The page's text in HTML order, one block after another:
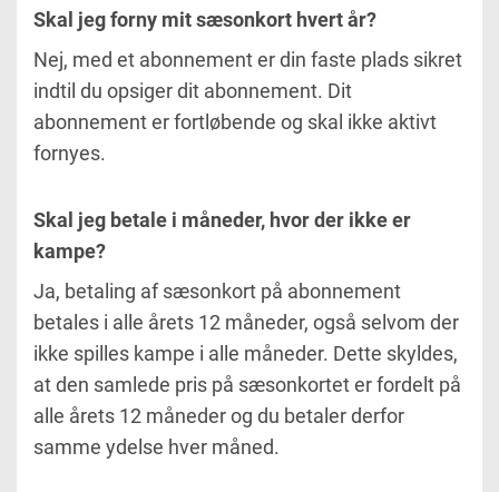
Skal jeg forny mit sæsonkort hvert år?
Nej, med et abonnement er din faste plads sikret
indtil du opsiger dit abonnement. Dit
abonnement er fortløbende og skal ikke aktivt
fornyes.
Skal jeg betale i måneder, hvor der ikke er
kampe?
Ja, betaling af sæsonkort på abonnement
betales i alle årets 12 måneder, også selvom der
ikke spilles kampe i alle måneder. Dette skyldes,
at den samlede pris på sæsonkortet er fordelt på
alle årets 12 måneder og du betaler derfor
samme ydelse hver måned.